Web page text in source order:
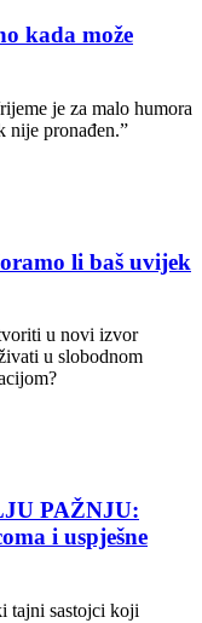
kada može
je za malo humora
nije pronađen.”
li baš uvijek
u novi izvor
u slobodnom
PAŽNJU:
i uspješne
tajni sastojci koji